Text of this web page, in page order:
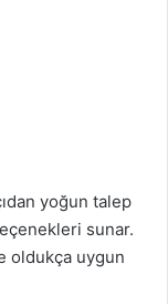
yoğun talep
sunar.
oldukça uygun